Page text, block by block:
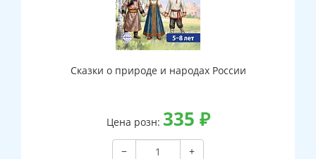
Сказки о природе и народах России
Цена розн: 335 ₽
−
+